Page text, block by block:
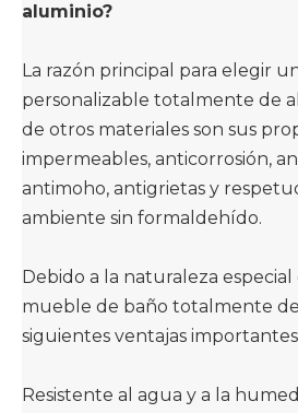
aluminio?
La razón principal para elegir
personalizable totalmente de
de otros materiales son sus
impermeables, anticorrosión,
antimoho, antigrietas y
ambiente sin formaldehído. ‌
Debido a la naturaleza especial
mueble de baño totalmente
siguientes ventajas
Resistente al agua y a la